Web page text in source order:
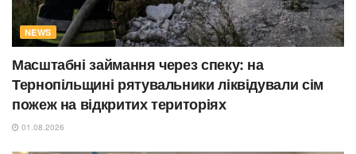
NEWS
Масштабні займання через спеку: на
Тернопільщині рятувальники ліквідували сім
пожеж на відкритих територіях
01.08.2026